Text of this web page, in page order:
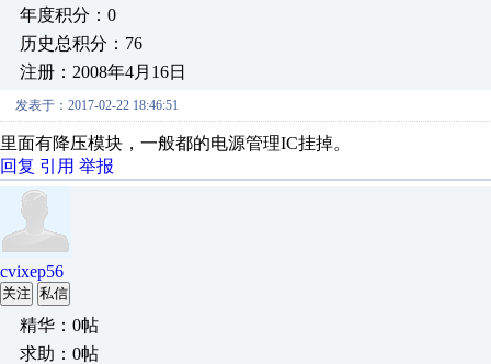
年度积分：0
历史总积分：76
注册：2008年4月16日
发表于：2017-02-22 18:46:51
里面有降压模块，一般都的电源管理IC挂掉。
回复 引用 举报
cvixep56
关注 私信
精华：0帖
求助：0帖